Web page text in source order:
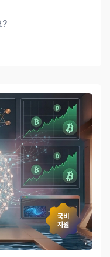
?
국비
지원